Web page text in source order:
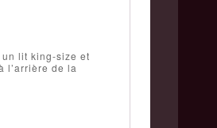
lit king-size et
l’arrière de la